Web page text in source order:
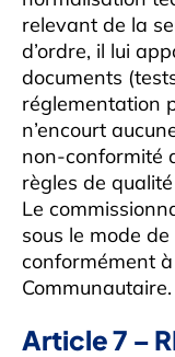
relevant de la
d’ordre, il lui
documents
réglementation
n’encourt
non-conformité
règles de
Le
sous le mode
conformément à
Communautaire.
Article 7 –